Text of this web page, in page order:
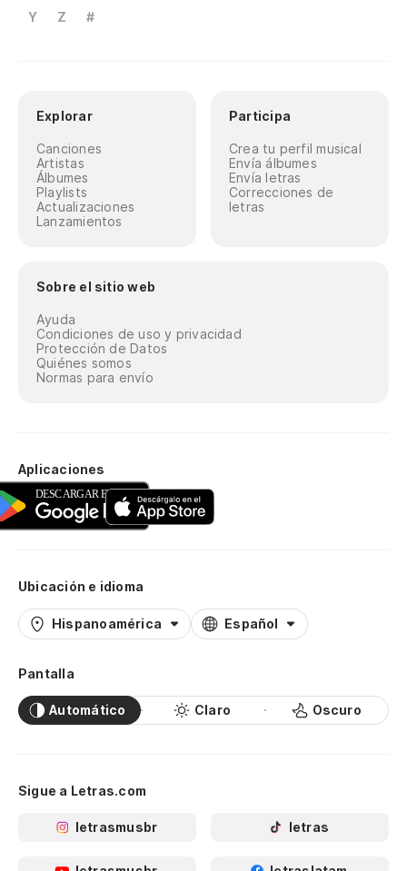
Y
Z #
Explorar
Canciones
Artistas
Álbumes
Playlists
Actualizaciones
Lanzamientos
Participa
Crea tu perfil musical
Envía álbumes
Envía letras
Correcciones de
letras
Sobre el sitio web
Ayuda
Condiciones de uso y privacidad
Protección de Datos
Quiénes somos
Normas para envío
Aplicaciones
Ubicación e idioma
Hispanoamérica Español
Pantalla
Automático Claro Oscuro
Sigue a Letras.com
letrasmusbr letras